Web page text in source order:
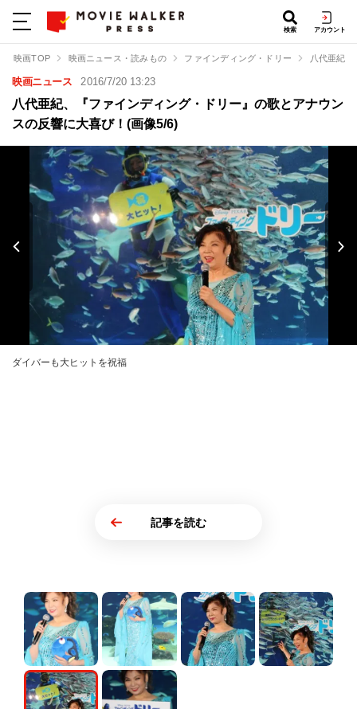
検索 アカウント
映画TOP 映画ニュース・読みもの ファインディング・ドリー 八代亜紀
映画ニュース 2016/7/20 13:23
八代亜紀、『ファインディング・ドリー』の歌とアナウン
スの反響に大喜び！(画像5/6)
ダイバーも大ヒットを祝福
記事を読む